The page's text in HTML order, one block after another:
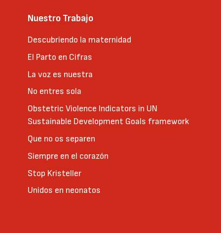
Nuestro Trabajo
Descubriendo la maternidad
El Parto en Cifras
La voz es nuestra
No entres sola
Obstetric Violence Indicators in UN
Sustainable Development Goals framework
Que no os separen
Siempre en el corazón
Stop Kristeller
Unidos en neonatos